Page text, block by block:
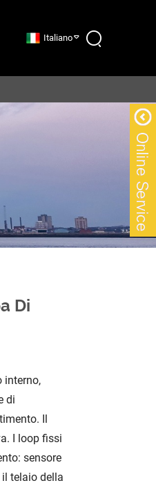
Italiano
Di
interno,
di
Il
I loop fissi
sensore
telaio della